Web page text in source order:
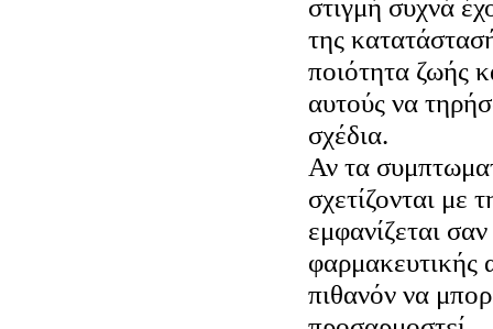
στιγμή συχνά
της
ποιότητα ζωής
αυτούς να
σχέδια.
Αν τα
σχετίζονται με
εμφανίζεται
φαρμακευτικής
πιθανόν να